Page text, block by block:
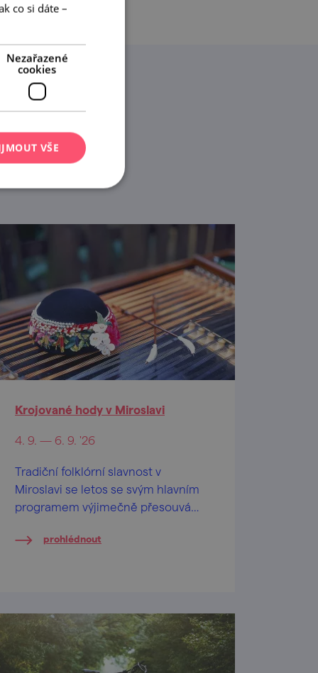
Krojované hody v Miroslavi
4. 9. — 6. 9. '26
Tradiční folklórní slavnost v
Miroslavi se letos se svým hlavním
programem výjimečně přesouvá
návštěvníky čeká víkend plný
prohlédnout
co si dáte –
Nezařazené
cookies
VŠE